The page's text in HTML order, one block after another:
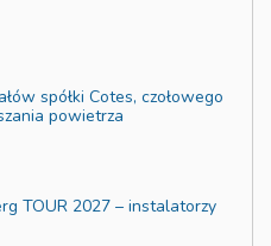
spółki Cotes, czołowego
powietrza
TOUR 2027 – instalatorzy